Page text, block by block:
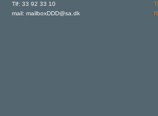
Tlf: 33 92 33 10
mail: mailboxDDD@sa.dk